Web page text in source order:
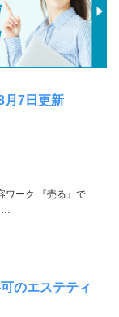
月7日更新
ワーク 『売る』で
のエステティ